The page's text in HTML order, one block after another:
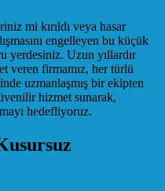
mi kırıldı veya hasar
engelleyen bu küçük
yerdesiniz. Uzun yıllardır
veren firmamız, her türlü
uzmanlaşmış bir ekipten
hizmet sunarak,
hedefliyoruz.